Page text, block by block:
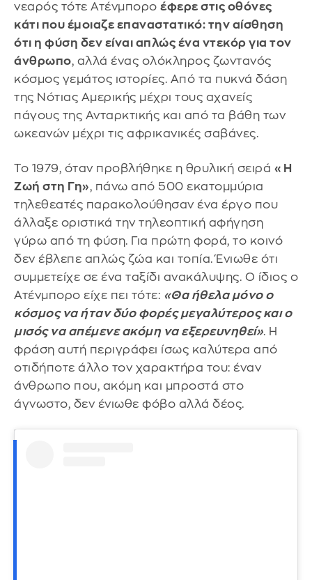
νεαρός τότε Ατένμπορο έφερε στις οθόνες
κάτι που έμοιαζε επαναστατικό: την αίσθηση
ότι η φύση δεν είναι απλώς ένα ντεκόρ για τον
άνθρωπο, αλλά ένας ολόκληρος ζωντανός
κόσμος γεμάτος ιστορίες. Από τα πυκνά δάση
της Νότιας Αμερικής μέχρι τους αχανείς
πάγους της Ανταρκτικής και από τα βάθη των
ωκεανών μέχρι τις αφρικανικές σαβάνες.
Το 1979, όταν προβλήθηκε η θρυλική σειρά «Η
Ζωή στη Γη», πάνω από 500 εκατομμύρια
τηλεθεατές παρακολούθησαν ένα έργο που
άλλαξε οριστικά την τηλεοπτική αφήγηση
γύρω από τη φύση. Για πρώτη φορά, το κοινό
δεν έβλεπε απλώς ζώα και τοπία. Ένιωθε ότι
συμμετείχε σε ένα ταξίδι ανακάλυψης. Ο ίδιος ο
Ατένμπορο είχε πει τότε: «Θα ήθελα μόνο ο
κόσμος να ήταν δύο φορές μεγαλύτερος και ο
μισός να απέμενε ακόμη να εξερευνηθεί». Η
φράση αυτή περιγράφει ίσως καλύτερα από
οτιδήποτε άλλο τον χαρακτήρα του: έναν
άνθρωπο που, ακόμη και μπροστά στο
άγνωστο, δεν ένιωθε φόβο αλλά δέος.